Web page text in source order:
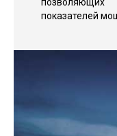
показателей